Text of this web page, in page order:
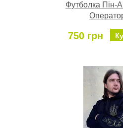
Футболка Пін-
750 грн